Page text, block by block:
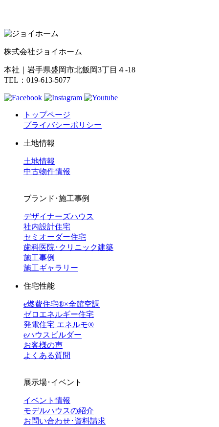
株式会社ジョイホーム
本社｜岩手県盛岡市北飯岡3丁目４-18
TEL：019-613-5077
トップページ
プライバシーポリシー
土地情報
土地情報
中古物件情報
ブランド･施工事例
デザイナーズハウス
社内設計住宅
セミオーダー住宅
歯科医院･クリニック建築
施工事例
施工ギャラリー
住宅性能
e燃費住宅®︎×全館空調
ゼロエネルギー住宅
発電住宅 エネルモ®
eハウスビルダー
お客様の声
よくある質問
展示場･イベント
イベント情報
モデルハウスの紹介
お問い合わせ･資料請求